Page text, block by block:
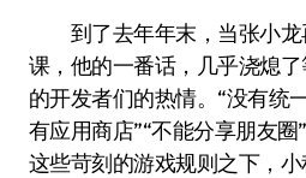
到了去年年末，当张小龙
课，他的一番话，几乎浇熄
的开发者们的热情。“没有统
有应用商店”“不能分享朋友
这些苛刻的游戏规则之下，